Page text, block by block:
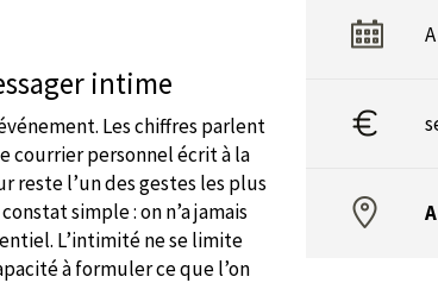
intime
Les chiffres parlent
courrier personnel écrit à la
reste l’un des gestes les plus
simple : on n’a jamais
L’intimité ne se limite
à formuler ce que l’on